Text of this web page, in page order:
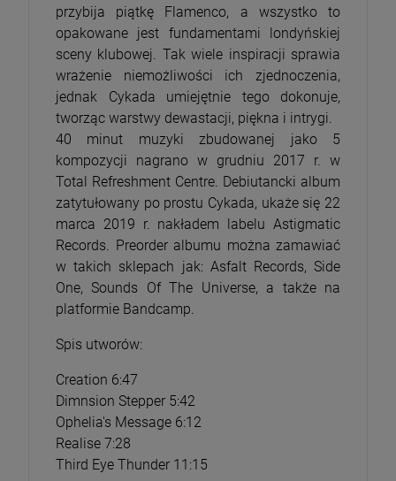
przybija piątkę Flamenco, a wszystko to
opakowane jest fundamentami londyńskiej
sceny klubowej. Tak wiele inspiracji sprawia
wrażenie niemożliwości ich zjednoczenia,
jednak Cykada umiejętnie tego dokonuje,
tworząc warstwy dewastacji, piękna i intrygi.
40 minut muzyki zbudowanej jako 5
kompozycji nagrano w grudniu 2017 r. w
Total Refreshment Centre. Debiutancki album
zatytułowany po prostu Cykada, ukaże się 22
marca 2019 r. nakładem labelu Astigmatic
Records. Preorder albumu można zamawiać
w takich sklepach jak: Asfalt Records, Side
One, Sounds Of The Universe, a także na
platformie Bandcamp.
Spis utworów:
Creation 6:47
Dimnsion Stepper 5:42
Ophelia's Message 6:12
Realise 7:28
Third Eye Thunder 11:15